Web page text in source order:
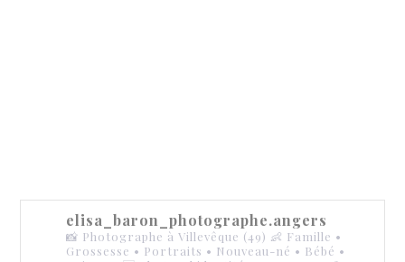
elisa_baron_photographe.angers
📸 Photographe à Villevêque (49) 👶 Famille •
Grossesse • Portraits • Nouveau-né • Bébé •